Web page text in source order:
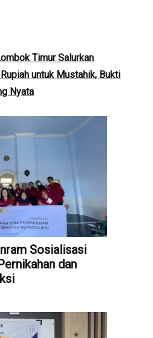
Timur Salurkan
untuk Mustahik, Bukti
Nyata
Sosialisasi
dan